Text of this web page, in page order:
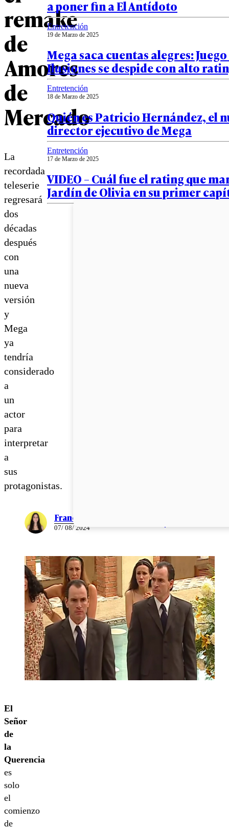
remake
de
Amores
de
Mercado
La
recordada
teleserie
regresará
dos
décadas
después
con
una
nueva
versión
y
Mega
ya
tendría
considerado
a
un
actor
para
interpretar
a
sus
protagonistas.
Francisca Mora
07/ 08/ 2024
El
Señor
de
la
Querencia
es
solo
el
comienzo
de
a poner fin a El Antídoto
Entretención
19 de Marzo de 2025
Mega saca cuentas alegres:
Ilusiones se despide con alto
Entretención
18 de Marzo de 2025
Quién es Patricio Hernández, el
director ejecutivo de Mega
Entretención
17 de Marzo de 2025
VIDEO – Cuál fue el rating que
Jardín de Olivia en su primer